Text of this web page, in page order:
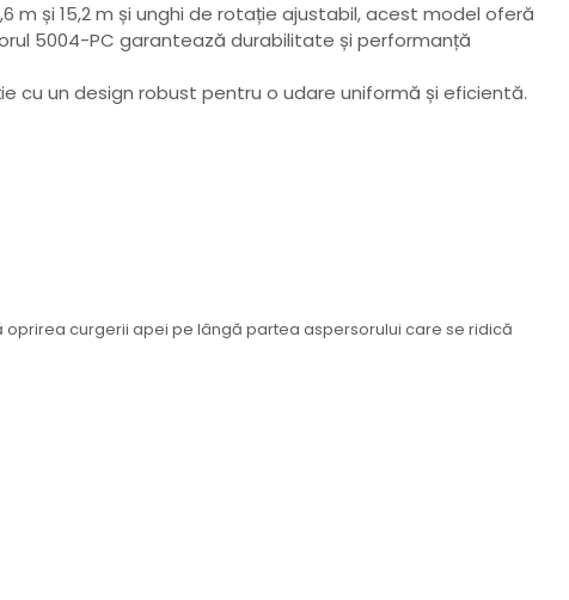
și 15,2 m și unghi de rotație ajustabil, acest model oferă
5004-PC garantează durabilitate și performanță
cu un design robust pentru o udare uniformă și eficientă.
curgerii apei pe lângă partea aspersorului care se ridică